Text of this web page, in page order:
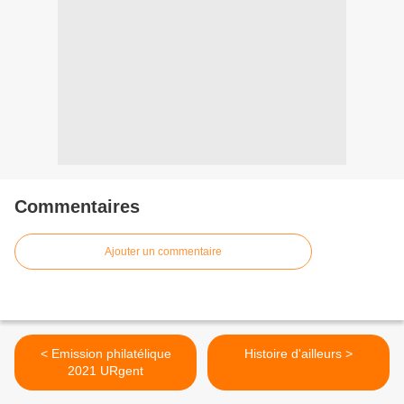
Commentaires
Ajouter un commentaire
< Emission philatélique
2021 URgent
Histoire d'ailleurs >